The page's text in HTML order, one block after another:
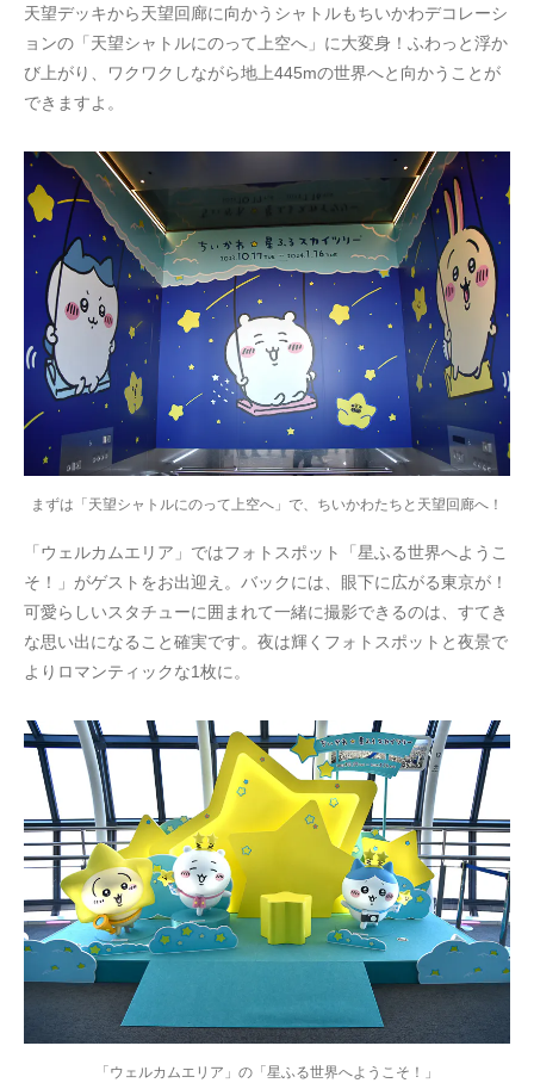
天望デッキから天望回廊に向かうシャトルもちいかわデコレーシ
ョンの「天望シャトルにのって上空へ」に大変身！ふわっと浮か
び上がり、ワクワクしながら地上445mの世界へと向かうことが
できますよ。
まずは「天望シャトルにのって上空へ」で、ちいかわたちと天望回廊へ！
「ウェルカムエリア」ではフォトスポット「星ふる世界へようこ
そ！」がゲストをお出迎え。バックには、眼下に広がる東京が！
可愛らしいスタチューに囲まれて一緒に撮影できるのは、すてき
な思い出になること確実です。夜は輝くフォトスポットと夜景で
よりロマンティックな1枚に。
「ウェルカムエリア」の「星ふる世界へようこそ！」